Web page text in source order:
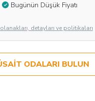
Bugünün Düşük Fiyatı
detayları ve politikaları
ODALARI BULUN